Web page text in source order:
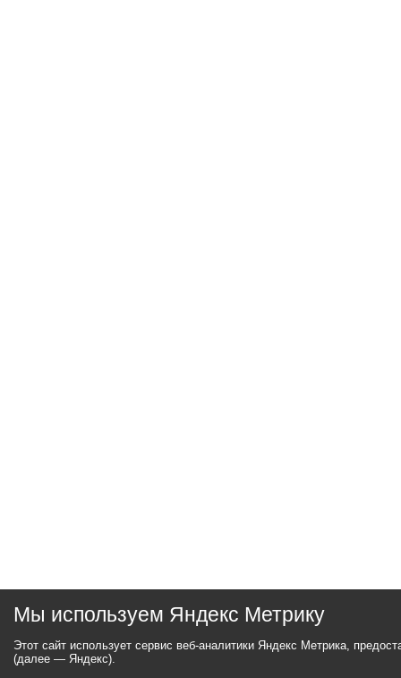
Мы используем Яндекс Метрику
Этот сайт использует сервис веб-аналитики Яндекс Метрика,
(далее — Яндекс).